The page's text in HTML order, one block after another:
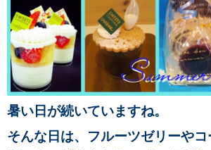
暑い日が続いていますね。
そんな日は、フルーツゼリーや